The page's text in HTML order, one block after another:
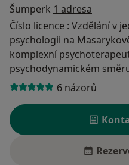
Šumperk 1 adresa
Číslo licence : Vzdělání v
psychologii na
komplexní
psychodynamickém
6 názorů